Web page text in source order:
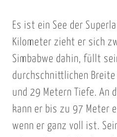
Es ist ein See der
Kilometer zieht er sich
Simbabwe dahin, füllt
durchschnittlichen
und 29 Metern Tiefe. An
kann er bis zu 97 Meter
wenn er ganz voll ist.